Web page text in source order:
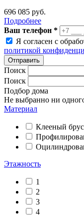
696 085 руб.
Подробнее
Ваш телефон *
Я согласен с
политикой
Отправить
Поиск
Поиск
Подбор дома
Не выбранно ни
Материал
Клееный брус
Этажность
1
2
3
4